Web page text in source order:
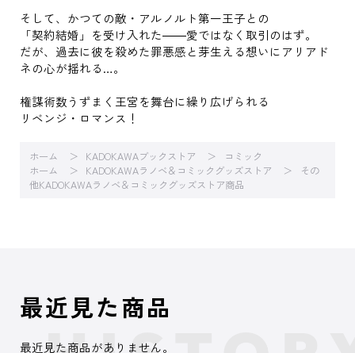
そして、かつての敵・アルノルト第一王子との
「契約結婚」を受け入れた――愛ではなく取引のはず。
だが、過去に彼を殺めた罪悪感と芽生える想いにアリアド
ネの心が揺れる…。
権謀術数うずまく王宮を舞台に繰り広げられる
リベンジ・ロマンス！
ホーム KADOKAWAブックストア
コミック
ホーム
KADOKAWAラノベ＆コミックグッズストア
その
他KADOKAWAラノベ＆コミックグッズストア商品
最近見た商品
最近見た商品がありません。